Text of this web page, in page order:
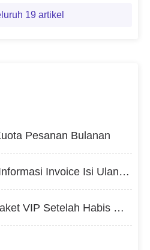
19 artikel
Pesanan Bulanan
Cara Menyesuaikan Informasi Invoice Isi Ulang (Nama/Nama Perusahaan, Alamat, dan NPWP)
Cara Memperbarui Paket VIP Setelah Habis Masa Berlakunya